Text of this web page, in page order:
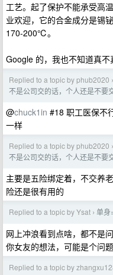
工艺。起了保护不能承受高
业欢迎，它的合金成分是锡
170-200℃。
Google 的，我也不知道真不
Replied to a topic by phub2020 ›
不是公司交的话，个人还是不要
@chuck1in #18 职工医保不
一样
Replied to a topic by phub2020 ›
不是公司交的话，个人还是不要
主要是五险绑定着，不交养
险还是很有用的
Replied to a topic by Ysat › 单身
网上冲浪看到点啥，都不是
你女友的想法，可能是个问题
Replied to a topic by